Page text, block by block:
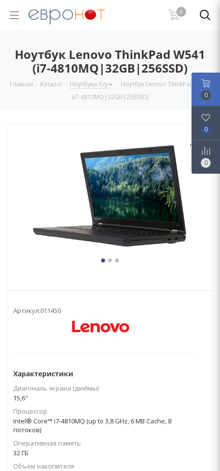
0
Ноутбук Lenovo ThinkPad W541
(i7-4810MQ|32GB|256SSD)
Главная - Каталог - Ноутбуки б/у - Ноутбук Lenovo ThinkPad W541
(i7-4810MQ|32GB|256SSD)
Артикул:011450
Характеристики
Диагональ экрана (дюймы)
15,6"
Процессор
Intel® Core™ i7-4810MQ (up to 3,8 GHz, 6 MB Cache, 8
потоков)
Оперативная память
32 ГБ
Объем накопителя
0
0
0